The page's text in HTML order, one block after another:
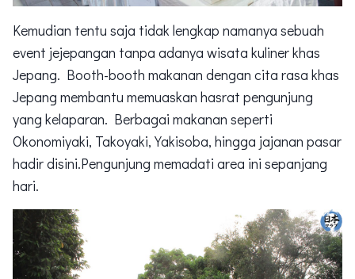
Kemudian tentu saja tidak lengkap namanya sebuah
event jejepangan tanpa adanya wisata kuliner khas
Jepang. Booth-booth makanan dengan cita rasa khas
Jepang membantu memuaskan hasrat pengunjung
yang kelaparan. Berbagai makanan seperti
Okonomiyaki, Takoyaki, Yakisoba, hingga jajanan pasar
hadir disini.Pengunjung memadati area ini sepanjang
hari.